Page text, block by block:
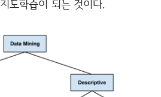
도학습이 되는 것이다.